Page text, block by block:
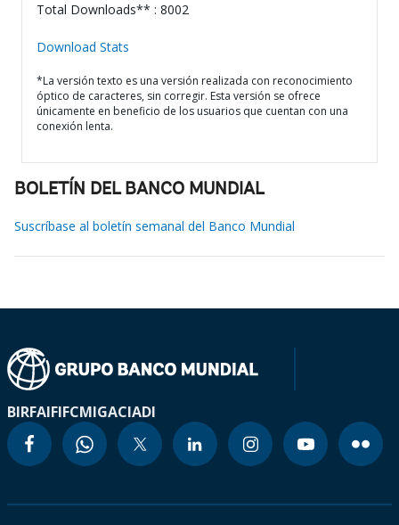
Total Downloads** : 8002
Download Stats
*La versión texto es una versión realizada con reconocimiento
óptico de caracteres, sin corregir. Esta versión se ofrece
únicamente en beneficio de los usuarios que cuentan con una
conexión lenta.
BOLETÍN DEL BANCO MUNDIAL
Suscríbase al boletín semanal del Banco Mundial
BIRFAIFIFCMIGACIADI